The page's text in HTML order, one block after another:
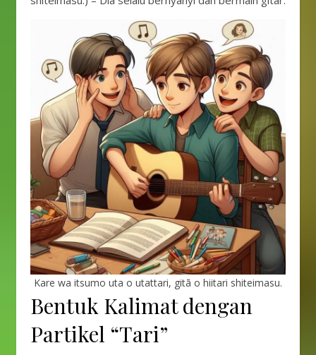
Kare wa itsumo uta o utattari, gitā o hiitari shiteimasu.
Bentuk Kalimat dengan
Partikel “Tari”